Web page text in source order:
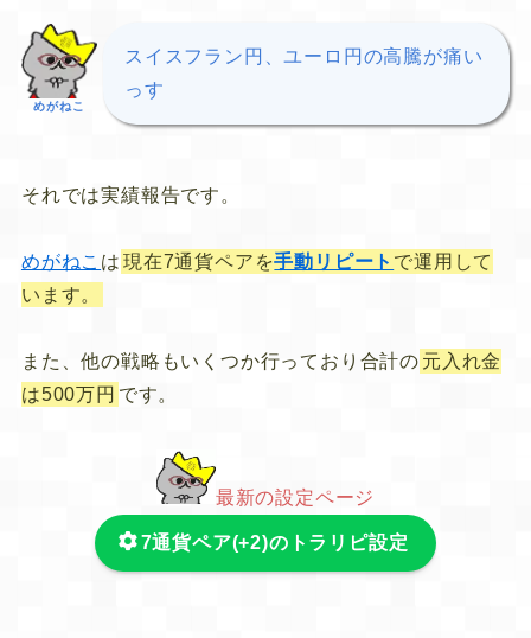
めがねこ
スイスフラン円、ユーロ円の高騰が痛い
っす
それでは実績報告です。
めがねこ は 現在7通貨ペアを手動リピート で運用して
います。
また、他の戦略もいくつか行っており合計の 元入れ金
は500万円 です。
最新の設定ページ
7通貨ペア(+2)のトラリピ設定